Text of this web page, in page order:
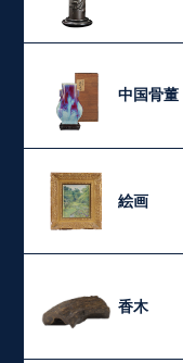
中国骨董
絵画
香木